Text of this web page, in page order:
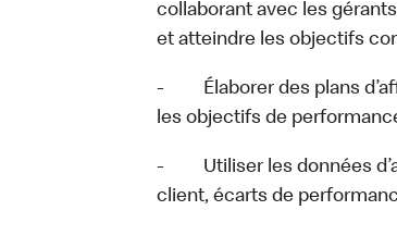
collaborant avec les
et atteindre les objectifs
- Élaborer des plans
les objectifs de
- Utiliser les données
client, écarts de